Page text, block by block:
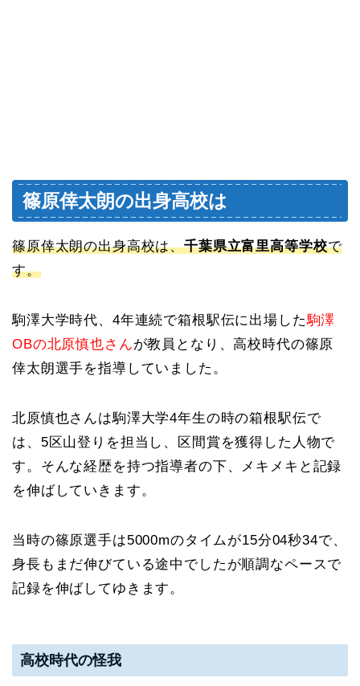
篠原倖太朗の出身高校は
篠原倖太朗の出身高校は、千葉県立富里高等学校で
す。
駒澤大学時代、4年連続で箱根駅伝に出場した駒澤
OBの北原慎也さんが教員となり、高校時代の篠原
倖太朗選手を指導していました。
北原慎也さんは駒澤大学4年生の時の箱根駅伝で
は、5区山登りを担当し、区間賞を獲得した人物で
す。そんな経歴を持つ指導者の下、メキメキと記録
を伸ばしていきます。
当時の篠原選手は5000mのタイムが15分04秒34で、
身長もまだ伸びている途中でしたが順調なペースで
記録を伸ばしてゆきます。
高校時代の怪我